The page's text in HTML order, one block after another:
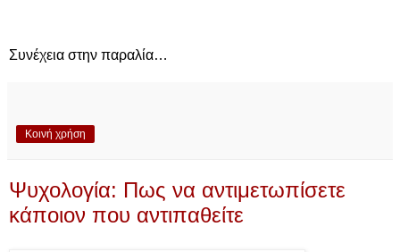
Συνέχεια στην παραλία…
Κοινή χρήση
Ψυχολογία: Πως να αντιμετωπίσετε
κάποιον που αντιπαθείτε